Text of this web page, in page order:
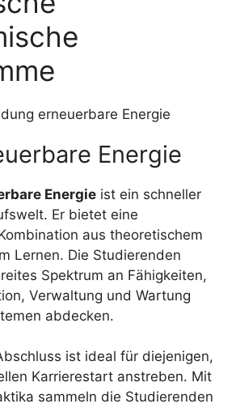
Energie
Energie ist ein schneller
Er bietet eine
aus theoretischem
Lernen. Die Studierenden
Spektrum an Fähigkeiten,
Verwaltung und Wartung
abdecken.
ist ideal für diejenigen,
Karrierestart anstreben. Mit
sammeln die Studierenden